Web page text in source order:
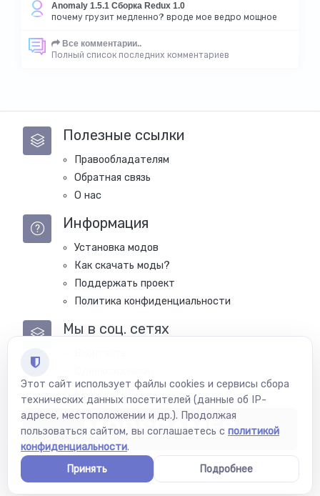
Anomaly 1.5.1 Сборка Redux 1.0
почему грузит медленно? вроде мое ведро мощное
Все комментарии..
Полный список последних комментариев
Полезные ссылки
Правообладателям
Обратная связь
О нас
Информация
Установка модов
Как скачать моды?
Поддержать проект
Политика конфиденциальности
Мы в соц. сетях
Другие моды
MODSGAMES
Copyright © Modsgames 2022
Этот сайт использует файлы cookies и сервисы сбора
технических данных посетителей (данные об IP-
адресе, местоположении и др.). Продолжая
пользоваться сайтом, вы соглашаетесь с политикой
конфиденциальности.
Принять
Подробнее